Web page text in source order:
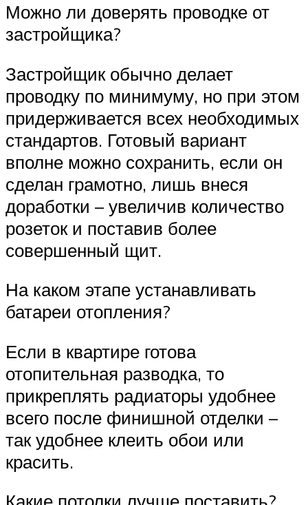
Можно ли доверять проводке от
застройщика?
Застройщик обычно делает
проводку по минимуму, но при этом
придерживается всех необходимых
стандартов. Готовый вариант
вполне можно сохранить, если он
сделан грамотно, лишь внеся
доработки – увеличив количество
розеток и поставив более
совершенный щит.
На каком этапе устанавливать
батареи отопления?
Если в квартире готова
отопительная разводка, то
прикреплять радиаторы удобнее
всего после финишной отделки –
так удобнее клеить обои или
красить.